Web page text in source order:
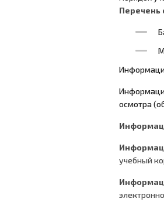
Перечень
осмотра
учебный